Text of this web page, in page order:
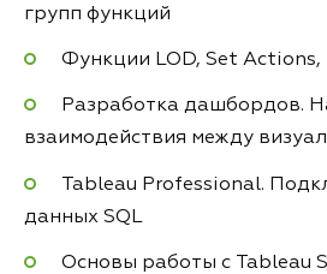
групп функций
Функции LOD, Set
Разработка дашбордов.
взаимодействия между
Tableau Professional.
данных SQL
Основы работы с Tableau